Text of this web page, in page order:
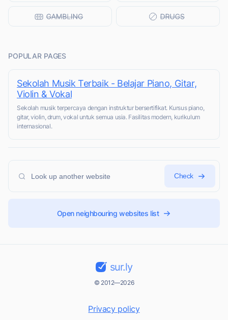
POPULAR PAGES
Sekolah Musik Terbaik - Belajar Piano, Gitar,
Violin & Vokal
Sekolah musik terpercaya dengan instruktur bersertifikat. Kursus piano,
gitar, violin, drum, vokal untuk semua usia. Fasilitas modern, kurikulum
internasional.
Check
Open neighbouring websites list
sur.ly
© 2012—2026
Privacy policy